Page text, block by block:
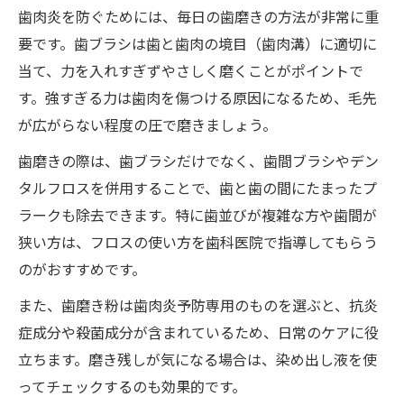
歯肉の炎症リスクを高める生活習慣とは
歯肉炎発症の背景にある食生活を見直すコ
ツ
歯肉を健康に保つためのストレス対策の工
歯肉炎を繰り返さないための予防意識強化
法
正しい歯磨きで歯肉の炎症を防ぐ秘訣
歯肉炎予防に役立つ歯磨きの基本ステップ
歯肉の炎症リスクを減らす磨き方の工夫
歯肉炎時に適した歯磨き粉の選び方ガイド
歯肉を傷つけずに清潔を保つブラシの使い
方
歯肉炎を防ぐためには、毎日の歯磨きの方法が非常に重
要です。歯ブラシは歯と歯肉の境目（歯肉溝）に適切に
当て、力を入れすぎずやさしく磨くことがポイントで
す。強すぎる力は歯肉を傷つける原因になるため、毛先
が広がらない程度の圧で磨きましょう。
歯磨きの際は、歯ブラシだけでなく、歯間ブラシやデン
タルフロスを併用することで、歯と歯の間にたまったプ
ラークも除去できます。特に歯並びが複雑な方や歯間が
狭い方は、フロスの使い方を歯科医院で指導してもらう
のがおすすめです。
また、歯磨き粉は歯肉炎予防専用のものを選ぶと、抗炎
症成分や殺菌成分が含まれているため、日常のケアに役
立ちます。磨き残しが気になる場合は、染め出し液を使
ってチェックするのも効果的です。